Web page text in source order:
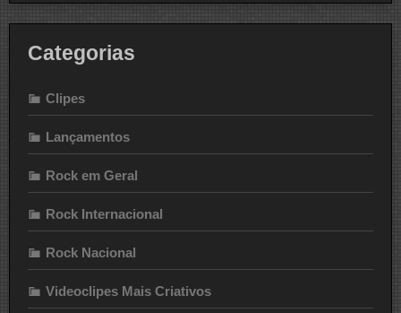
Categorias
Clipes
Lançamentos
Rock em Geral
Rock Internacional
Rock Nacional
Videoclipes Mais Criativos